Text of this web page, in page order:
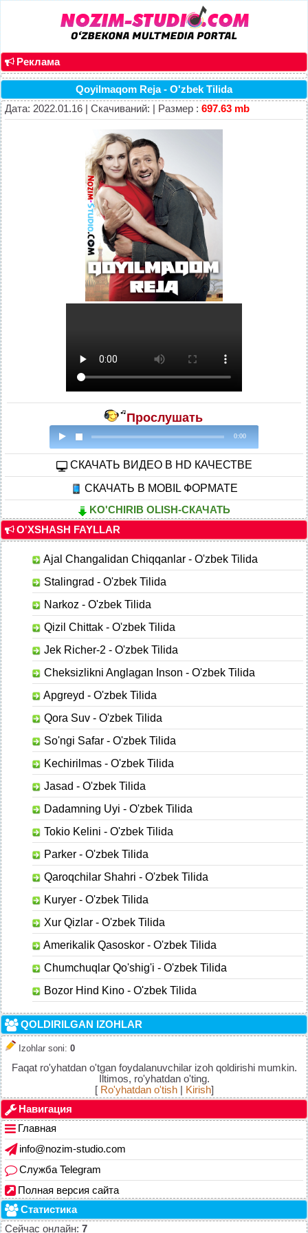
Реклама
Qoyilmaqom Reja - O'zbek Tilida
Дата: 2022.01.16 | Скачиваний: | Размер : 697.63 mb
Прослушать
0:00
CКАЧАТЬ ВИДЕО В HD КАЧЕСТВЕ
СКАЧАТЬ В MOBIL ФОРМАТЕ
KO'CHIRIB OLISH-СКАЧАТЬ
O'XSHASH FAYLLAR
Ajal Changalidan Chiqqanlar - O'zbek Tilida
Stalingrad - O'zbek Tilida
Narkoz - O'zbek Tilida
Qizil Chittak - O'zbek Tilida
Jek Richer-2 - O'zbek Tilida
Cheksizlikni Anglagan Inson - O'zbek Tilida
Apgreyd - O'zbek Tilida
Qora Suv - O'zbek Tilida
So'ngi Safar - O'zbek Tilida
Kechirilmas - O'zbek Tilida
Jasad - O'zbek Tilida
Dadamning Uyi - O'zbek Tilida
Tokio Kelini - O'zbek Tilida
Parker - O'zbek Tilida
Qaroqchilar Shahri - O'zbek Tilida
Kuryer - O'zbek Tilida
Xur Qizlar - O'zbek Tilida
Amerikalik Qasoskor - O'zbek Tilida
Chumchuqlar Qo'shig'i - O'zbek Tilida
Bozor Hind Kino - O'zbek Tilida
QOLDIRILGAN IZOHLAR
Izohlar soni: 0
Faqat ro'yhatdan o'tgan foydalanuvchilar izoh qoldirishi mumkin.
Iltimos, ro'yhatdan o'ting.
[ Ro'yhatdan o'tish| Kirish]
Навигация
Главная
info@nozim-studio.com
Служба Telegram
Полная версия сайта
Статистика
Сейчас онлайн: 7